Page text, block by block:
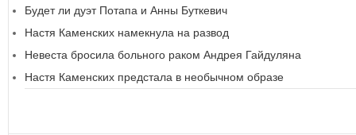
Будет ли дуэт Потапа и Анны Буткевич
Настя Каменских намекнула на развод
Невеста бросила больного раком Андрея Гайдуляна
Настя Каменских предстала в необычном образе